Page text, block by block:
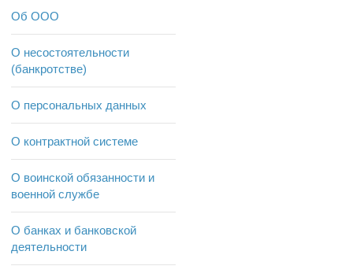
Об ООО
О несостоятельности
(банкротстве)
О персональных данных
О контрактной системе
О воинской обязанности и
военной службе
О банках и банковской
деятельности